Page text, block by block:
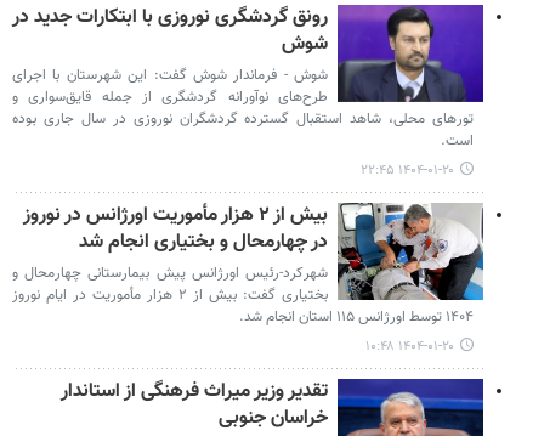
رونق گردشگری نوروزی با ابتکارات جدید در
شوش
شوش - فرماندار شوش گفت: این شهرستان با اجرای
طرح‌های نوآورانه گردشگری از جمله قایق‌سواری و
تورهای محلی، شاهد استقبال گسترده گردشگران نوروزی در سال جاری بوده
است.
۱۴۰۴-۰۱-۲۰ ۲۲:۴۵
بیش از ۲ هزار مأموریت اورژانس در نوروز
در چهارمحال و بختیاری انجام شد
شهرکرد-رئیس اورژانس پیش بیمارستانی چهارمحال و
بختیاری گفت: بیش از ۲ هزار مأموریت در ایام نوروز
۱۴۰۴ توسط اورژانس ۱۱۵ استان انجام شد.
۱۴۰۴-۰۱-۲۰ ۱۰:۴۸
تقدیر وزیر میراث فرهنگی از استاندار
خراسان جنوبی